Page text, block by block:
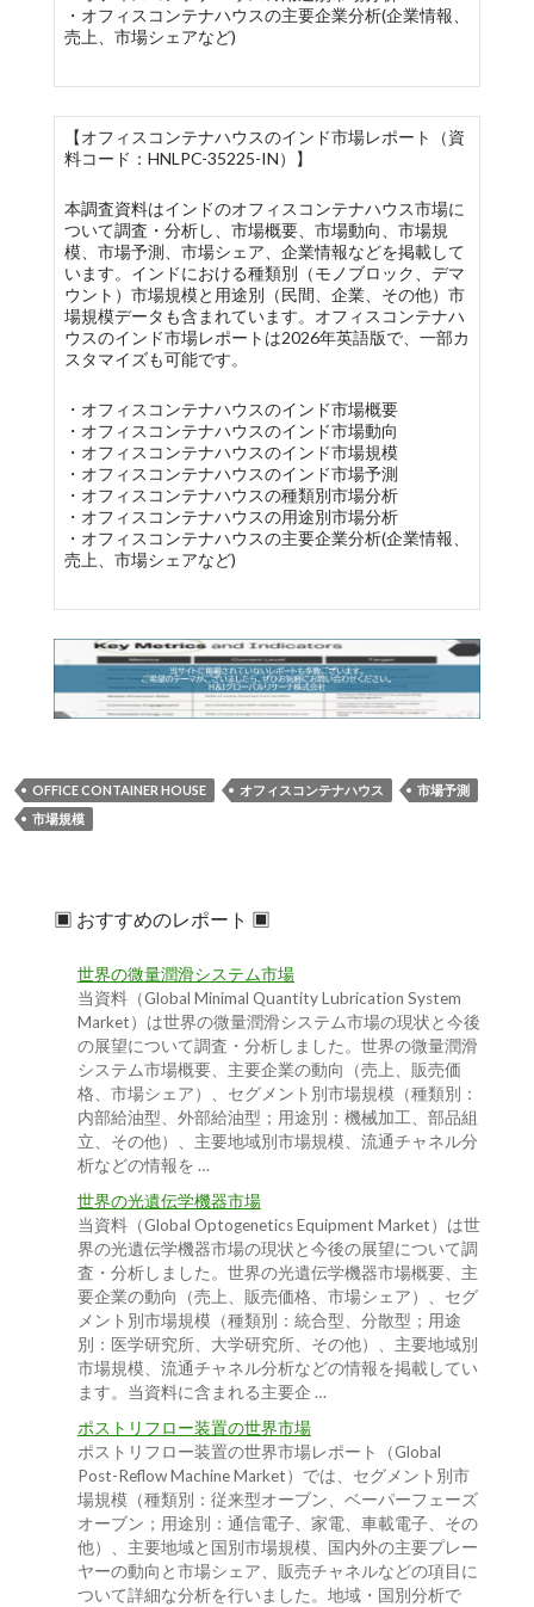
・オフィスコンテナハウスの主要企業分析(企業情報、
売上、市場シェアなど)
【オフィスコンテナハウスのインド市場レポート（資
料コード：HNLPC-35225-IN）】
本調査資料はインドのオフィスコンテナハウス市場に
ついて調査・分析し、市場概要、市場動向、市場規
模、市場予測、市場シェア、企業情報などを掲載して
います。インドにおける種類別（モノブロック、デマ
ウント）市場規模と用途別（民間、企業、その他）市
場規模データも含まれています。オフィスコンテナハ
ウスのインド市場レポートは2026年英語版で、一部カ
スタマイズも可能です。
・オフィスコンテナハウスのインド市場概要
・オフィスコンテナハウスのインド市場動向
・オフィスコンテナハウスのインド市場規模
・オフィスコンテナハウスのインド市場予測
・オフィスコンテナハウスの種類別市場分析
・オフィスコンテナハウスの用途別市場分析
・オフィスコンテナハウスの主要企業分析(企業情報、
売上、市場シェアなど)
OFFICE CONTAINER HOUSE オフィスコンテナハウス
市場予測
市場規模
▣ おすすめのレポート ▣
世界の微量潤滑システム市場
当資料（Global Minimal Quantity Lubrication System
Market）は世界の微量潤滑システム市場の現状と今後
の展望について調査・分析しました。世界の微量潤滑
システム市場概要、主要企業の動向（売上、販売価
格、市場シェア）、セグメント別市場規模（種類別：
内部給油型、外部給油型；用途別：機械加工、部品組
立、その他）、主要地域別市場規模、流通チャネル分
析などの情報を …
世界の光遺伝学機器市場
当資料（Global Optogenetics Equipment Market）は世
界の光遺伝学機器市場の現状と今後の展望について調
査・分析しました。世界の光遺伝学機器市場概要、主
要企業の動向（売上、販売価格、市場シェア）、セグ
メント別市場規模（種類別：統合型、分散型；用途
別：医学研究所、大学研究所、その他）、主要地域別
市場規模、流通チャネル分析などの情報を掲載してい
ます。当資料に含まれる主要企 …
ポストリフロー装置の世界市場
ポストリフロー装置の世界市場レポート（Global
Post-Reflow Machine Market）では、セグメント別市
場規模（種類別：従来型オーブン、ベーパーフェーズ
オーブン；用途別：通信電子、家電、車載電子、その
他）、主要地域と国別市場規模、国内外の主要プレー
ヤーの動向と市場シェア、販売チャネルなどの項目に
ついて詳細な分析を行いました。地域・国別分析で